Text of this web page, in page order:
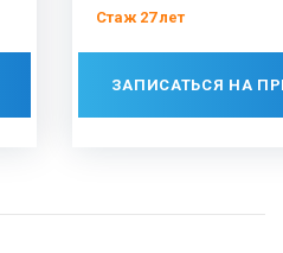
Стаж 27 лет
ЗАПИСАТЬСЯ НА